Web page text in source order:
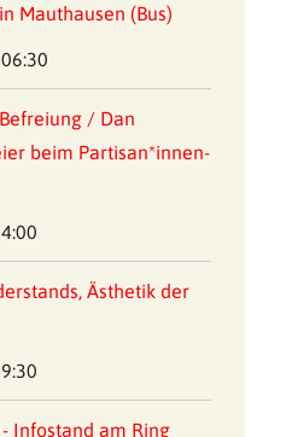
Mauthausen (Bus)
/ Dan
beim Partisan*innen-
Ästhetik der
Infostand am Ring